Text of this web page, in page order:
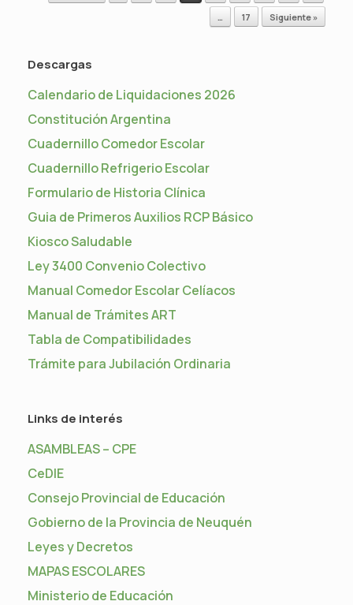
…
17 Siguiente »
Descargas
Calendario de Liquidaciones 2026
Constitución Argentina
Cuadernillo Comedor Escolar
Cuadernillo Refrigerio Escolar
Formulario de Historia Clínica
Guia de Primeros Auxilios RCP Básico
Kiosco Saludable
Ley 3400 Convenio Colectivo
Manual Comedor Escolar Celíacos
Manual de Trámites ART
Tabla de Compatibilidades
Trámite para Jubilación Ordinaria
Links de interés
ASAMBLEAS – CPE
CeDIE
Consejo Provincial de Educación
Gobierno de la Provincia de Neuquén
Leyes y Decretos
MAPAS ESCOLARES
Ministerio de Educación